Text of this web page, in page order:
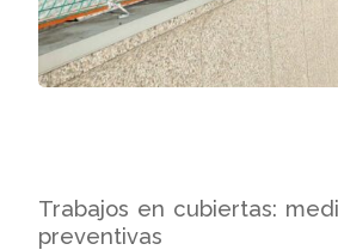
Trabajos en cubiertas:
preventivas